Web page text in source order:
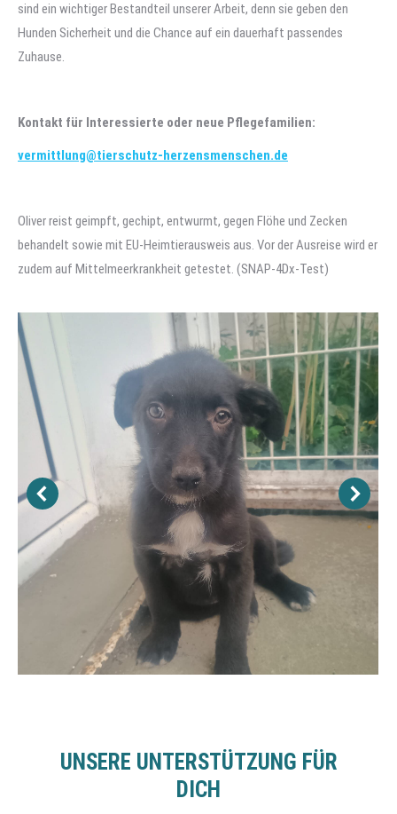
sind ein wichtiger Bestandteil unserer Arbeit, denn sie geben den
Hunden Sicherheit und die Chance auf ein dauerhaft passendes
Zuhause.
Kontakt für Interessierte oder neue Pflegefamilien:
vermittlung@tierschutz-herzensmenschen.de
Oliver reist geimpft, gechipt, entwurmt, gegen Flöhe und Zecken
behandelt sowie mit EU-Heimtierausweis aus. Vor der Ausreise wird er
zudem auf Mittelmeerkrankheit getestet. (SNAP-4Dx-Test)
UNSERE UNTERSTÜTZUNG FÜR
DICH